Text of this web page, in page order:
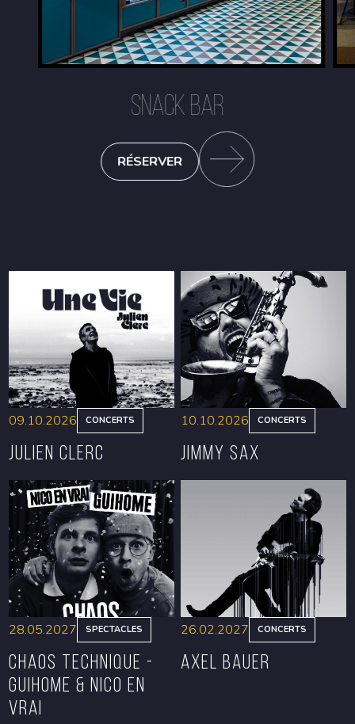
SNACK BAR
RÉSERVER
RÉSERVER
09.10.2026 CONCERTS
Julien Clerc
RÉSERVER
10.10.2026 CONCERTS
Jimmy Sax
28.05.2027 SPECTACLES
CHAOS TECHNIQUE -
GUIHOME & NICO EN
VRAI
26.02.2027 CONCERTS
Axel Bauer